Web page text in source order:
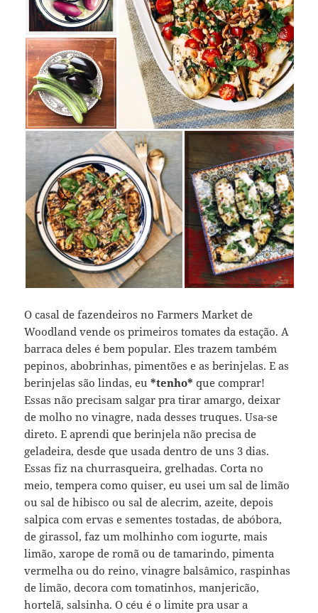
O casal de fazendeiros no Farmers Market de
Woodland vende os primeiros tomates da estação. A
barraca deles é bem popular. Eles trazem também
pepinos, abobrinhas, pimentões e as berinjelas. E as
berinjelas são lindas, eu*tenho* que comprar!
Essas não precisam salgar pra tirar amargo, deixar
de molho no vinagre, nada desses truques. Usa-se
direto. E aprendi que berinjela não precisa de
geladeira, desde que usada dentro de uns 3 dias.
Essas fiz na churrasqueira, grelhadas. Corta no
meio, tempera como quiser, eu usei um sal de limão
ou sal de hibisco ou sal de alecrim, azeite, depois
salpica com ervas e sementes tostadas, de abóbora,
de girassol, faz um molhinho com iogurte, mais
limão, xarope de romã ou de tamarindo, pimenta
vermelha ou do reino, vinagre balsâmico, raspinhas
de limão, decora com tomatinhos, manjericão,
hortelã, salsinha. O céu é o limite pra usar a